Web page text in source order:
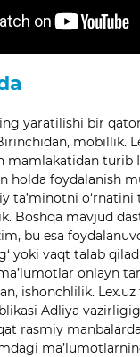
yaratilishi bir
mobillik.
mamlakatidan turib
holda foydalanish
ta’minotni
Boshqa mavjud
bu esa
yoki vaqt talab
onlayn
ishonchlilik.
Adliya
rasmiy